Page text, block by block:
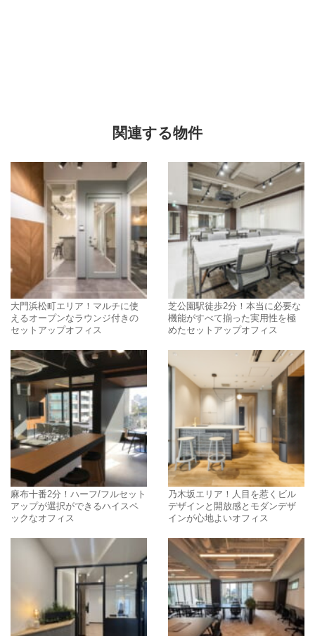
関連する物件
大門浜松町エリア！マルチに使
えるオープンなラウンジ付きの
セットアップオフィス
芝公園駅徒歩2分！本当に必要な
機能がすべて揃った実用性を極
めたセットアップオフィス
麻布十番2分！ハーフ/フルセット
アップが選択ができるハイスペ
ックなオフィス
乃木坂エリア！人目を惹くビル
デザインと開放感とモダンデザ
インが心地よいオフィス